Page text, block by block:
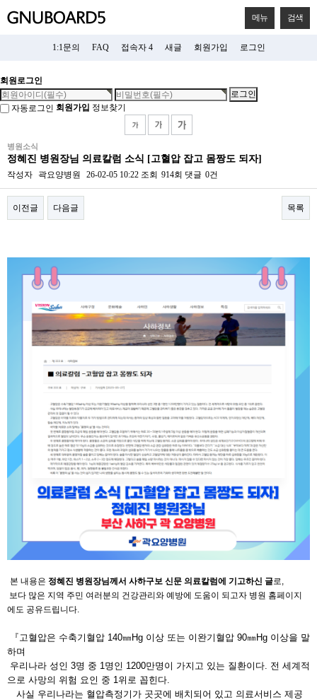
메뉴 검색
1:1문의 FAQ 접속자 4 새글 회원가입 로그인
회원로그인
자동로그인 회원가입 정보찾기
병원소식
정혜진 병원장님 의료칼럼 소식 [고혈압 잡고 몸짱도 되자]
작성자 곽요양병원 26-02-05 10:22 조회 914회 댓글 0건
이전글 다음글 목록
본 내용은 정혜진 병원장님께서 사하구보 신문 의료칼럼에 기고하신 글로,
보다 많은 지역 주민 여러분의 건강관리와 예방에 도움이 되고자 병원 홈페이지
에도 공유드립니다.
『고혈압은 수축기혈압 140㎜Hg 이상 또는 이완기혈압 90㎜Hg 이상을 말
하며
우리나라 성인 3명 중 1명인 1200만명이 가지고 있는 질환이다. 전 세계적
으로 사망의 위험 요인 중 1위로 꼽힌다.
사실 우리나라는 혈압측정기가 곳곳에 배치되어 있고 의료서비스 제공